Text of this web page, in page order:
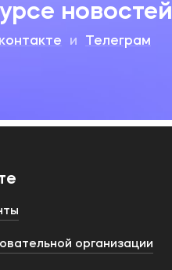
новостей
и Телеграм
организации